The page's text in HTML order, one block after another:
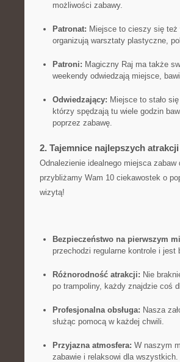
możliwości zabawy.
Patronat: Miejsce to cieszy się też
organizują warsztaty plastyczne,
Patroni: Magiczny Raj ma także
⁣weekendy odwiedzają miejsce,
Odwiedzający: Miejsce to stało
którzy spędzają tu wiele godzin
poprzez zabawę.
2. Tajemnice najlepszych
Odnalezienie idealnego miejsca
przybliżamy Wam 10 ciekawostek‍ o
wizytą!
Bezpieczeństwo na⁢ pierwszym
przechodzi regularne kontrole i
Różnorodność atrakcji: Nie
po trampoliny, każdy znajdzie coś
Profesjonalna obsługa: Nasza
służąc pomocą w każdej chwili.
Przyjazna atmosfera: ‍W naszym
zabawie‌ i relaksowi dla wszystkich.